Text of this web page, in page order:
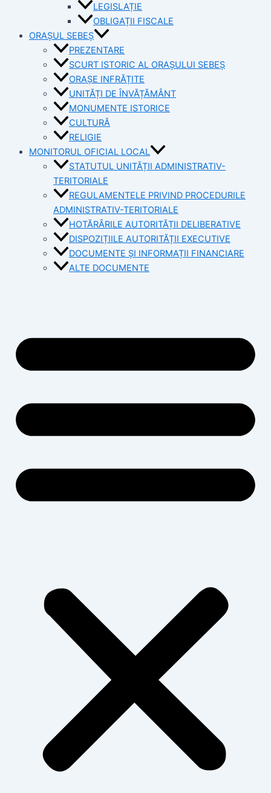
LEGISLAȚIE
OBLIGAȚII FISCALE
ORAȘUL SEBEȘ
PREZENTARE
SCURT ISTORIC AL ORAȘULUI SEBEȘ
ORAȘE INFRĂȚITE
UNITĂȚI DE ÎNVĂȚĂMÂNT
MONUMENTE ISTORICE
CULTURĂ
RELIGIE
MONITORUL OFICIAL LOCAL
STATUTUL UNITĂȚII ADMINISTRATIV-
TERITORIALE
REGULAMENTELE PRIVIND PROCEDURILE
ADMINISTRATIV-TERITORIALE
HOTĂRÂRILE AUTORITĂȚII DELIBERATIVE
DISPOZIȚIILE AUTORITĂȚII EXECUTIVE
DOCUMENTE ȘI INFORMAȚII FINANCIARE
ALTE DOCUMENTE